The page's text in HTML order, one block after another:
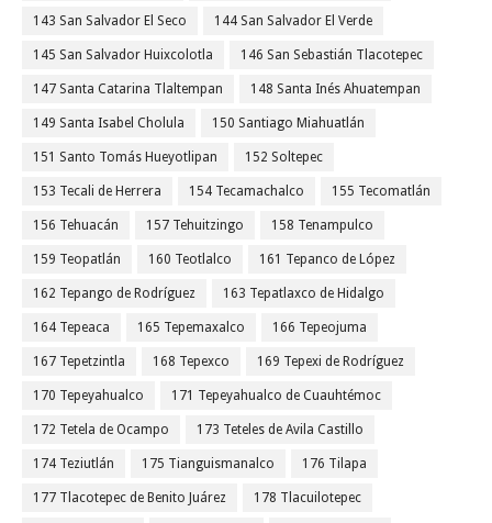
143 San Salvador El Seco 144 San Salvador El Verde
145 San Salvador Huixcolotla 146 San Sebastián Tlacotepec
147 Santa Catarina Tlaltempan 148 Santa Inés Ahuatempan
149 Santa Isabel Cholula 150 Santiago Miahuatlán
151 Santo Tomás Hueyotlipan 152 Soltepec
153 Tecali de Herrera 154 Tecamachalco 155 Tecomatlán
156 Tehuacán 157 Tehuitzingo 158 Tenampulco
159 Teopatlán 160 Teotlalco 161 Tepanco de López
162 Tepango de Rodríguez 163 Tepatlaxco de Hidalgo
164 Tepeaca 165 Tepemaxalco 166 Tepeojuma
167 Tepetzintla 168 Tepexco 169 Tepexi de Rodríguez
170 Tepeyahualco 171 Tepeyahualco de Cuauhtémoc
172 Tetela de Ocampo 173 Teteles de Avila Castillo
174 Teziutlán 175 Tianguismanalco 176 Tilapa
177 Tlacotepec de Benito Juárez 178 Tlacuilotepec